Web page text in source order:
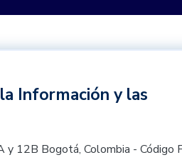
Información y las
y 12B Bogotá, Colombia -